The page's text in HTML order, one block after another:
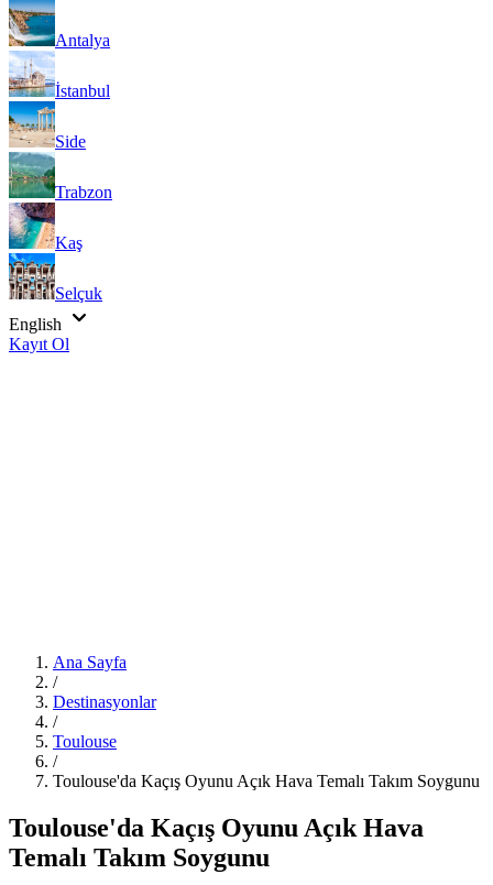
Antalya
İstanbul
Side
Trabzon
Kaş
Selçuk
English
Kayıt Ol
Ana Sayfa
/
Destinasyonlar
/
Toulouse
/
Toulouse'da Kaçış Oyunu Açık Hava Temalı Takım Soygunu
Toulouse'da Kaçış Oyunu Açık Hava
Temalı Takım Soygunu